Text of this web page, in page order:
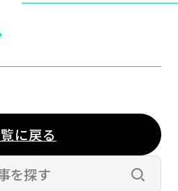
に戻る
検索す